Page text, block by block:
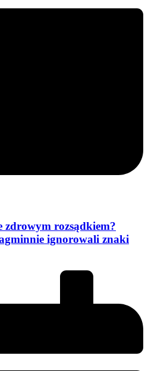
rozsądkiem?
ignorowali znaki